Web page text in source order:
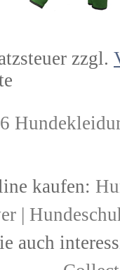
zzgl.
kaufen:
|
auch